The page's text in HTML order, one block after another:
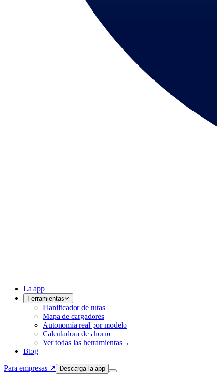
La app
Herramientas
Planificador de rutas
Mapa de cargadores
Autonomía real por modelo
Calculadora de ahorro
Ver todas las herramientas→
Blog
Para empresas ↗ Descarga la app